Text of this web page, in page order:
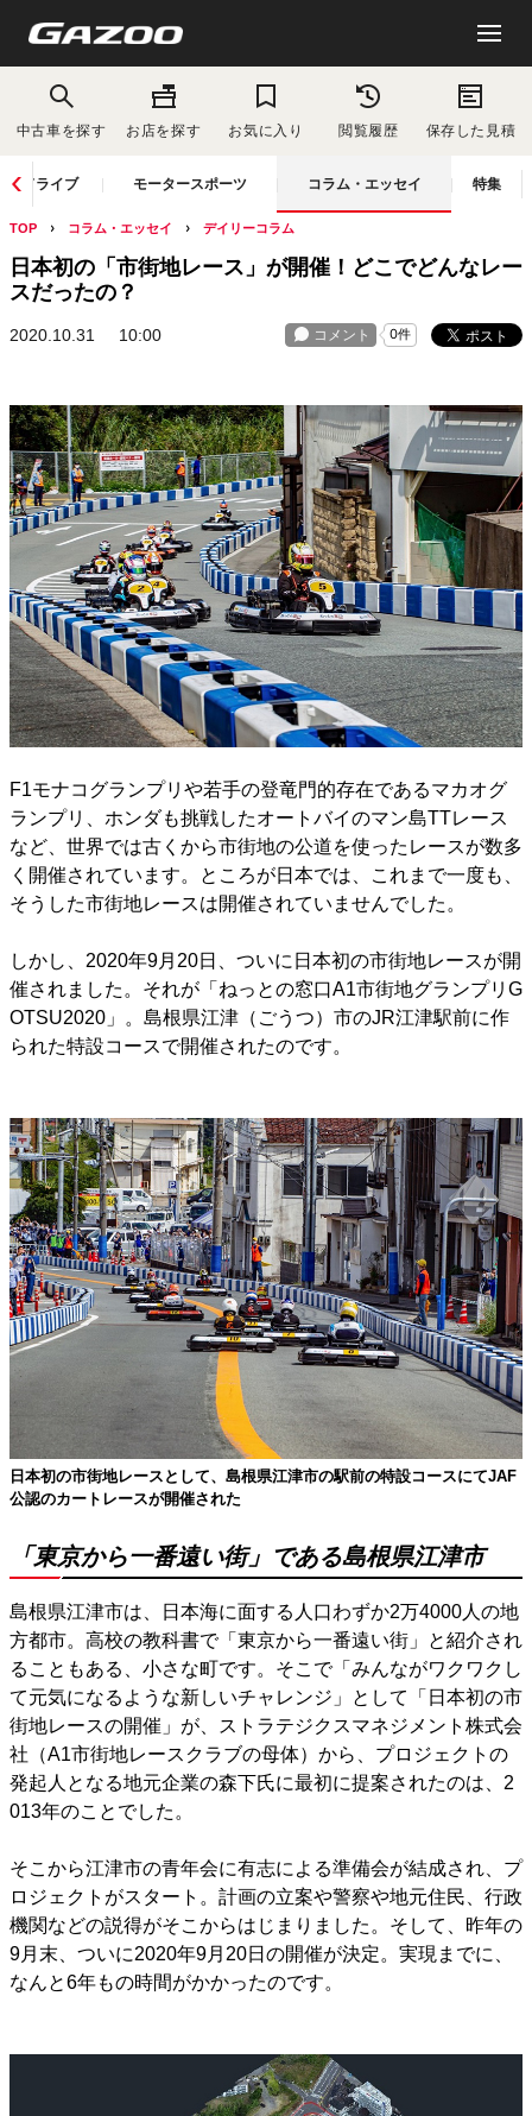
中古車を探す お店を探す お気に入り 閲覧履歴 保存した見積
ドライブ モータースポーツ コラム・エッセイ 特集
TOP コラム・エッセイ デイリーコラム
日本初の「市街地レース」が開催！どこでどんなレー
スだったの？
2020.10.31 10:00
F1モナコグランプリや若手の登竜門的存在であるマカオグ
ランプリ、ホンダも挑戦したオートバイのマン島TTレース
など、世界では古くから市街地の公道を使ったレースが数多
く開催されています。ところが日本では、これまで一度も、
そうした市街地レースは開催されていませんでした。
しかし、2020年9月20日、ついに日本初の市街地レースが開
催されました。それが「ねっとの窓口A1市街地グランプリG
OTSU2020」。島根県江津（ごうつ）市のJR江津駅前に作
られた特設コースで開催されたのです。
日本初の市街地レースとして、島根県江津市の駅前の特設コースにてJAF
公認のカートレースが開催された
「東京から一番遠い街」である島根県江津市
島根県江津市は、日本海に面する人口わずか2万4000人の地
方都市。高校の教科書で「東京から一番遠い街」と紹介され
ることもある、小さな町です。そこで「みんながワクワクし
て元気になるような新しいチャレンジ」として「日本初の市
街地レースの開催」が、ストラテジクスマネジメント株式会
社（A1市街地レースクラブの母体）から、プロジェクトの
発起人となる地元企業の森下氏に最初に提案されたのは、2
013年のことでした。
そこから江津市の青年会に有志による準備会が結成され、プ
ロジェクトがスタート。計画の立案や警察や地元住民、行政
機関などの説得がそこからはじまりました。そして、昨年の
9月末、ついに2020年9月20日の開催が決定。実現までに、
なんと6年もの時間がかかったのです。